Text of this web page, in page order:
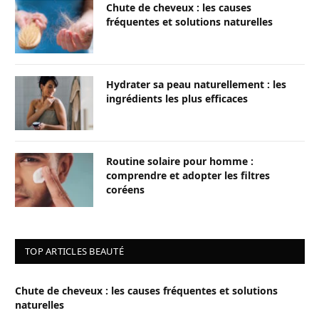
Chute de cheveux : les causes
fréquentes et solutions naturelles
Hydrater sa peau naturellement : les
ingrédients les plus efficaces
Routine solaire pour homme :
comprendre et adopter les filtres
coréens
TOP ARTICLES BEAUTÉ
Chute de cheveux : les causes fréquentes et solutions
naturelles